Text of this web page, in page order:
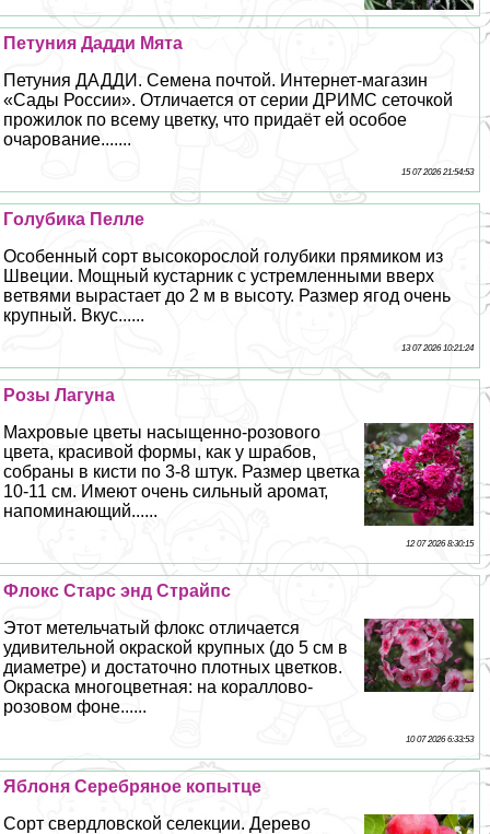
Петуния Дадди Мята
Петуния ДАДДИ. Семена почтой. Интернет-магазин
«Сады России». Отличается от серии ДРИМС сеточкой
прожилок по всему цветку, что придаёт ей особое
очарование.......
15 07 2026 21:54:53
Гoлyбика Пелле
Особенный сорт высокорослой гoлyбики прямиком из
Швеции. Мощный кустарник с устремленными вверх
ветвями вырастает до 2 м в высоту. Размер ягод очень
крупный. Вкус......
13 07 2026 10:21:24
Розы Лагуна
Махровые цветы насыщенно-розового
цвета, красивой формы, как у шрабов,
собраны в кисти по 3-8 штук. Размер цветка
10-11 см. Имеют очень сильный аромат,
напоминающий......
12 07 2026 8:30:15
Флокс Старс энд Страйпс
Этот метельчатый флокс отличается
удивительной окраской крупных (до 5 см в
диаметре) и достаточно плотных цветков.
Окраска многоцветная: на кораллово-
розовом фоне......
10 07 2026 6:33:53
Яблоня Серебряное копытце
Сорт свердловской селекции. Дерево